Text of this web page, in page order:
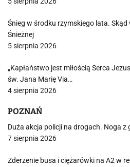
Śnieg w środku rzymskiego lata. Skąd
Śnieżnej
5 sierpnia 2026
„Kapłaństwo jest miłością Serca
św. Jana Marię Via…
4 sierpnia 2026
POZNAŃ
Duża akcja policji na drogach. Noga z
7 sierpnia 2026
Zderzenie busa i ciężarówki na A2 w